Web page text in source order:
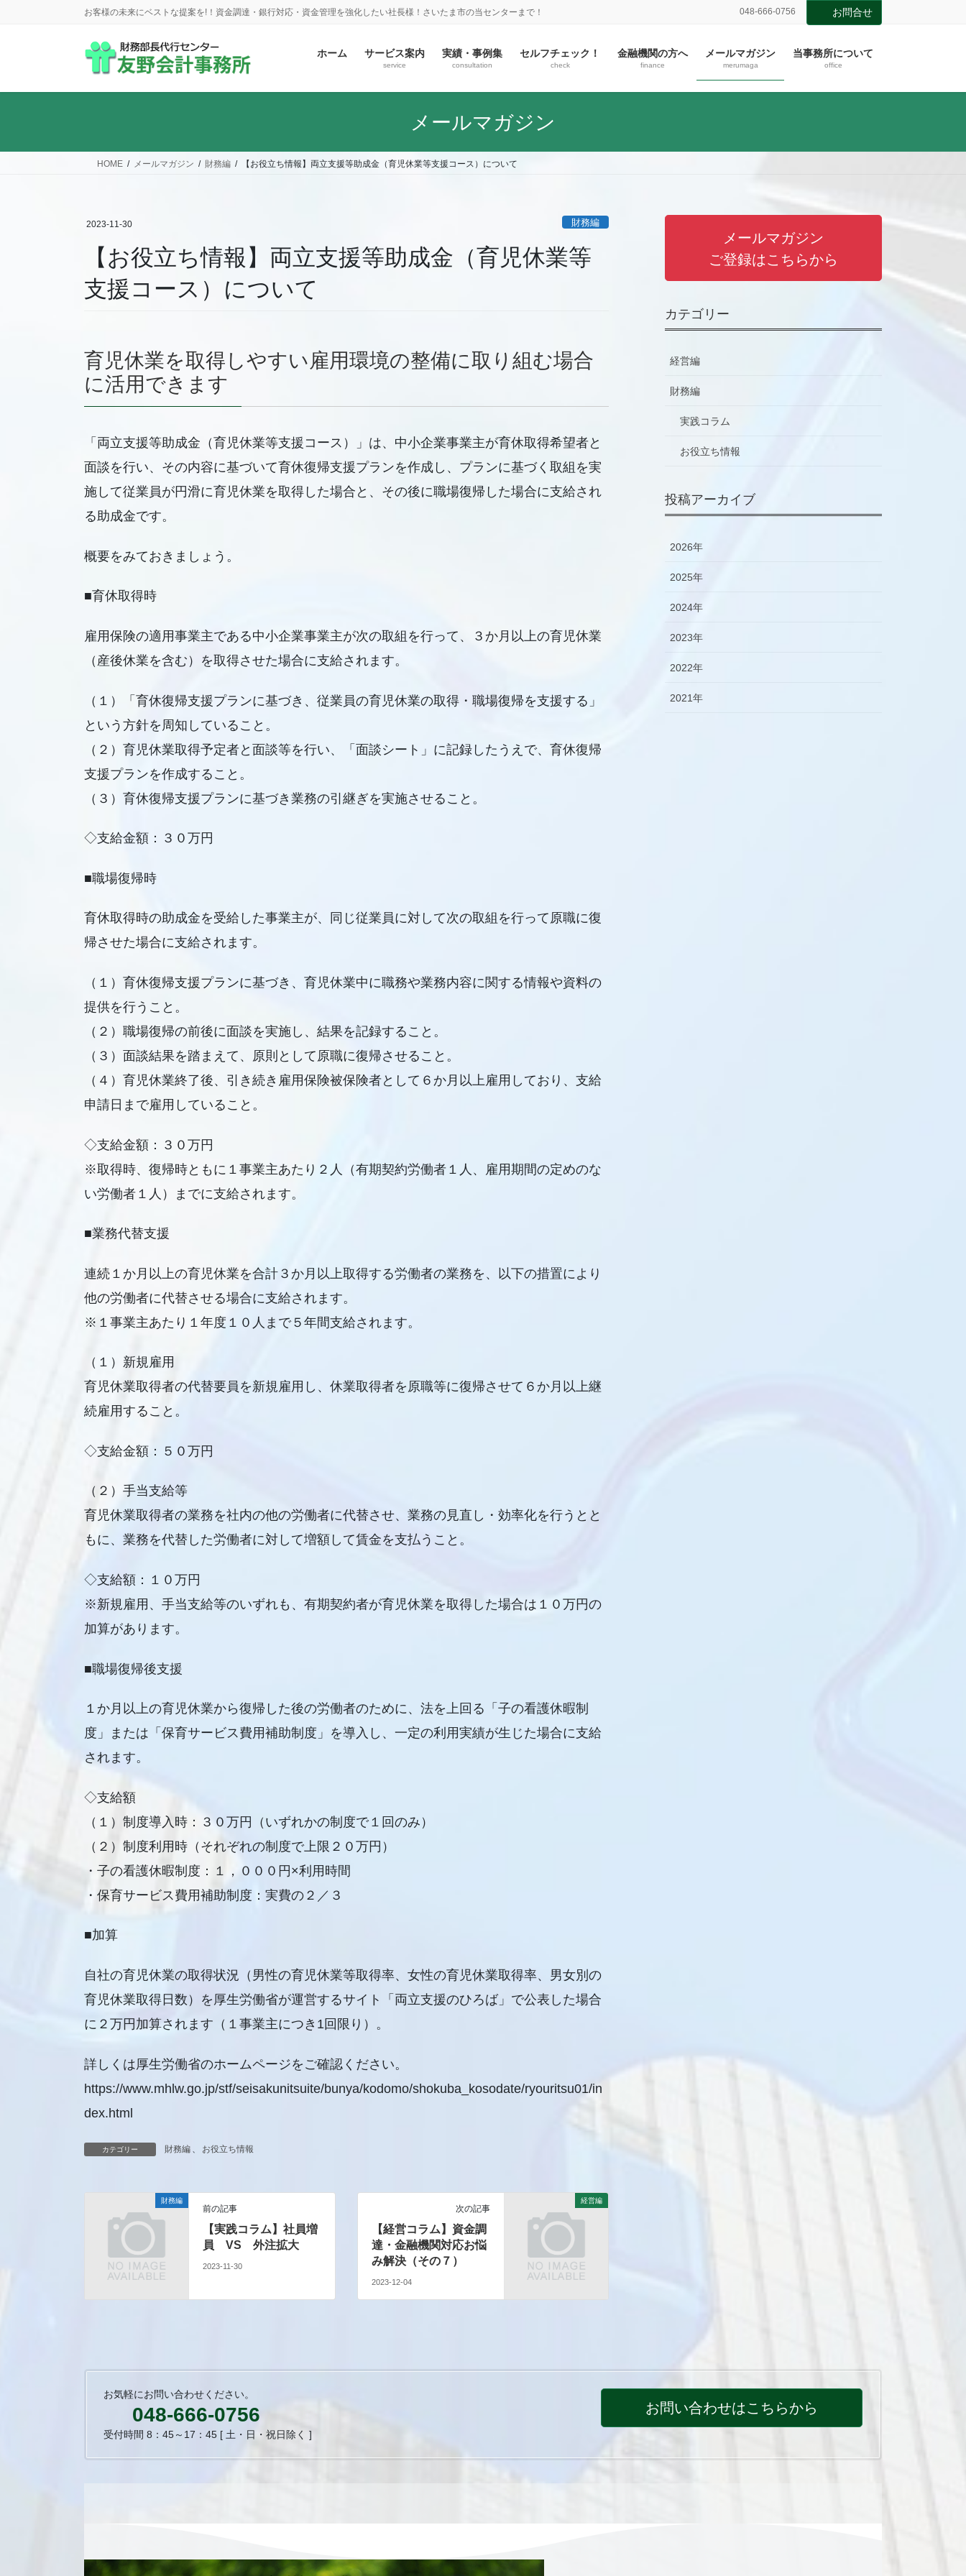
に
ョ
お客様の未来にベストな提案を!！資金調達・銀行対応・資金管理を強化したい社長様！さいたま市の当センターまで！ 048-666-0756 お問合せ
ホーム サービス案内
service
実績・事例集
consultation
セルフチェック！
check
金融機関の方へ
finance
メールマガジン
merumaga
当事務所について
office
メールマガジン
HOME メールマガジン 財務編 【お役立ち情報】両立支援等助成金（育児休業等支援コース）について
2023-11-30 財務編
【お役立ち情報】両立支援等助成金（育児休業等
支援コース）について
育児休業を取得しやすい雇用環境の整備に取り組む場合
に活用できます
「両立支援等助成金（育児休業等支援コース）」は、中小企業事業主が育休取得希望者と
面談を行い、その内容に基づいて育休復帰支援プランを作成し、プランに基づく取組を実
施して従業員が円滑に育児休業を取得した場合と、その後に職場復帰した場合に支給され
る助成金です。
概要をみておきましょう。
■育休取得時
雇用保険の適用事業主である中小企業事業主が次の取組を行って、３か月以上の育児休業
（産後休業を含む）を取得させた場合に支給されます。
（１）「育休復帰支援プランに基づき、従業員の育児休業の取得・職場復帰を支援する」
という方針を周知していること。
（２）育児休業取得予定者と面談等を行い、「面談シート」に記録したうえで、育休復帰
支援プランを作成すること。
（３）育休復帰支援プランに基づき業務の引継ぎを実施させること。
◇支給金額：３０万円
■職場復帰時
育休取得時の助成金を受給した事業主が、同じ従業員に対して次の取組を行って原職に復
帰させた場合に支給されます。
（１）育休復帰支援プランに基づき、育児休業中に職務や業務内容に関する情報や資料の
提供を行うこと。
（２）職場復帰の前後に面談を実施し、結果を記録すること。
（３）面談結果を踏まえて、原則として原職に復帰させること。
（４）育児休業終了後、引き続き雇用保険被保険者として６か月以上雇用しており、支給
申請日まで雇用していること。
◇支給金額：３０万円
※取得時、復帰時ともに１事業主あたり２人（有期契約労働者１人、雇用期間の定めのな
い労働者１人）までに支給されます。
■業務代替支援
連続１か月以上の育児休業を合計３か月以上取得する労働者の業務を、以下の措置により
他の労働者に代替させる場合に支給されます。
※１事業主あたり１年度１０人まで５年間支給されます。
（１）新規雇用
育児休業取得者の代替要員を新規雇用し、休業取得者を原職等に復帰させて６か月以上継
続雇用すること。
◇支給金額：５０万円
（２）手当支給等
育児休業取得者の業務を社内の他の労働者に代替させ、業務の見直し・効率化を行うとと
もに、業務を代替した労働者に対して増額して賃金を支払うこと。
◇支給額：１０万円
※新規雇用、手当支給等のいずれも、有期契約者が育児休業を取得した場合は１０万円の
加算があります。
■職場復帰後支援
１か月以上の育児休業から復帰した後の労働者のために、法を上回る「子の看護休暇制
度」または「保育サービス費用補助制度」を導入し、一定の利用実績が生じた場合に支給
されます。
◇支給額
（１）制度導入時：３０万円（いずれかの制度で１回のみ）
（２）制度利用時（それぞれの制度で上限２０万円）
・子の看護休暇制度：１，０００円×利用時間
・保育サービス費用補助制度：実費の２／３
■加算
自社の育児休業の取得状況（男性の育児休業等取得率、女性の育児休業取得率、男女別の
育児休業取得日数）を厚生労働省が運営するサイト「両立支援のひろば」で公表した場合
に２万円加算されます（１事業主につき1回限り）。
詳しくは厚生労働省のホームページをご確認ください。
https://www.mhlw.go.jp/stf/seisakunitsuite/bunya/kodomo/shokuba_kosodate/ryouritsu01/in
dex.html
カテゴリー 財務編 、 お役立ち情報
財務編
前の記事
【実践コラム】社員増
員 VS 外注拡大
2023-11-30
経営編
次の記事
【経営コラム】資金調
達・金融機関対応お悩
み解決（その７）
2023-12-04
メールマガジン
ご登録はこちらから
カテゴリー
経営編
財務編
実践コラム
お役立ち情報
投稿アーカイブ
2026年
2025年
2024年
2023年
2022年
2021年
お気軽にお問い合わせください。
048-666-0756
受付時間 8：45～17：45 [ 土・日・祝日除く ]
お問い合わせはこちらから